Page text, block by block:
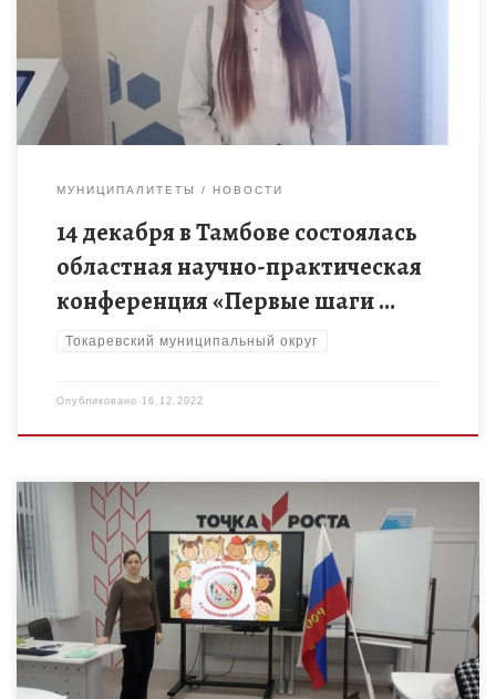
Мероприятие, являясь частью системной работы по
выявлению талантливых детей в сфере науки, стало […]
МУНИЦИПАЛИТЕТЫ НОВОСТИ
14 декабря в Тамбове состоялась
областная научно-практическая
конференция «Первые шаги …
Токаревский муниципальный округ
Опубликовано 16.12.2022
В седьмых классах, на базе центра образования «Точка
роста» МБОУ Сосновской СОШ N 1, педагогом-психологом
Дробышевой Е.О. были проведены уроки здоровья «Вредные
привычки и их […]